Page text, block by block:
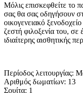
Μόλις επισκεφθείτε το
σας θα σας οδηγήσουν
οικογενειακό
ζεστή φιλοξενία του, σε
ιδιαίτερης αισθητικής
Περίοδος λειτουργίας:
Αριθμός δωματίων: 13
Σουίτα: 1